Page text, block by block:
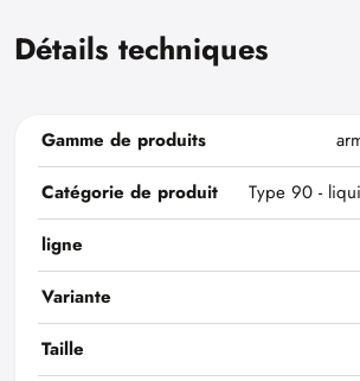
Détails techniques
Gamme de produits
Catégorie de produit
Type 90 -
ligne
Variante
Taille